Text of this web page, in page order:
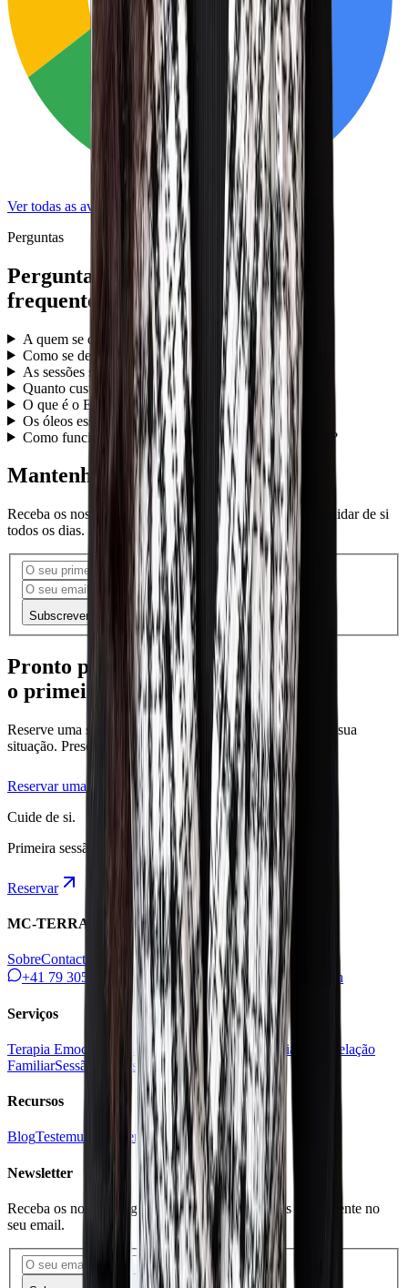
Ver todas as avaliações
Perguntas
Perguntas
frequentes
A quem se destina MC-TERRA?
Como se desenrola uma primeira sessão?
As sessões são presenciais ou à distância?
Quanto custa uma sessão e quanto tempo dura?
O que é o Eneagrama?
Os óleos essenciais são obrigatórios?
Como funcionam as constelações familiares em grupo?
Mantenha-se conectado(a)
Receba os nossos artigos, conselhos e inspirações para cuidar de si
todos os dias.
Subscrever
Pronto para dar
o primeiro passo?
Reserve uma sessão de descoberta gratuita para discutir a sua
situação. Presencialmente em Rolle ou à distância.
Reservar uma sessão
WhatsApp
Cuide de si.
Primeira sessão de descoberta gratuita, sem compromisso.
Reservar
MC-TERRA
SobreContacto TermosPrivacidade
+41 79 305 18 01
Rolle, Suíça contact@mc-terra.ch
Serviços
Terapia Emocional Massagem com Óleos Essenciais
Constelação
FamiliarSessão de Descoberta Loja doTERRA
Recursos
BlogTestemunhos EventosBom Presente
Newsletter
Receba os nossos artigos, conselhos e inspirações diretamente no
seu email.